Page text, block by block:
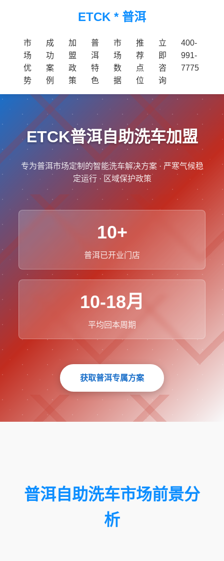
ETCK * 普洱
市
场
优
势
成
功
案
例
加
盟
政
策
普
洱
特
色
市
场
数
据
推
荐
点
位
立
即
咨
询
400-
991-
7775
ETCK普洱自助洗车加盟
专为普洱市场定制的智能洗车解决方案 · 严寒气候稳
定运行 · 区域保护政策
10+
普洱已开业门店
10-18月
平均回本周期
获取普洱专属方案
普洱自助洗车市场前景分
析